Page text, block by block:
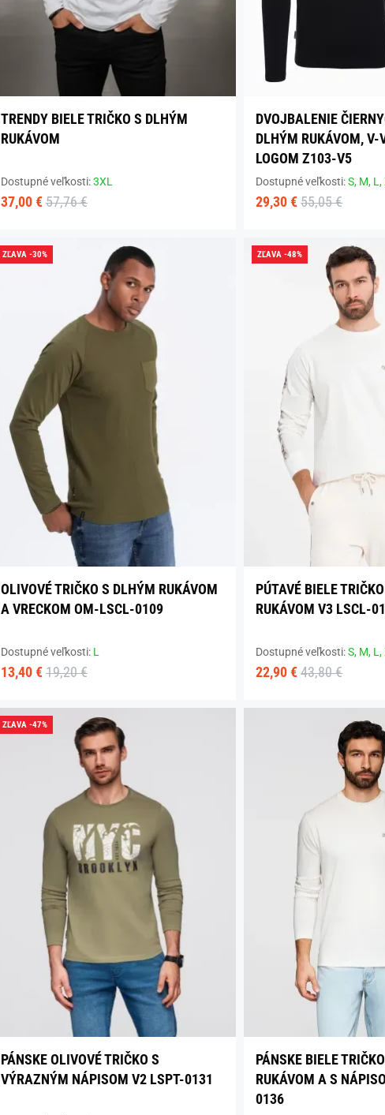
TRENDY BIELE TRIČKO S DLHÝM
RUKÁVOM
Dostupné veľkosti:3XL
37,00 € 57,76 €
DVOJBALENIE
DLHÝM RUKÁVOM, V-
LOGOM Z103-V5
Dostupné veľkosti:S, M, L,
29,30 € 55,05 €
ZĽAVA -30%
OLIVOVÉ TRIČKO S DLHÝM RUKÁVOM
A VRECKOM OM-LSCL-0109
Dostupné veľkosti: L
13,40 € 19,20 €
ZĽAVA -48%
PÚTAVÉ BIELE
RUKÁVOM V3 LSCL-
Dostupné veľkosti:S, M, L,
22,90 € 43,80 €
ZĽAVA -47%
PÁNSKE OLIVOVÉ TRIČKO S
VÝRAZNÝM NÁPISOM V2 LSPT-0131
PÁNSKE BIELE
RUKÁVOM A S
0136